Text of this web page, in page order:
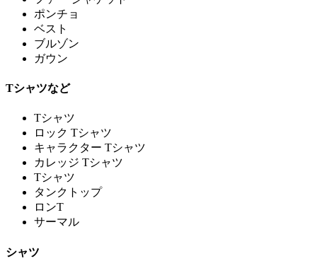
ポンチョ
ベスト
ブルゾン
ガウン
Tシャツなど
Tシャツ
ロック Tシャツ
キャラクター Tシャツ
カレッジ Tシャツ
Tシャツ
タンクトップ
ロンT
サーマル
シャツ